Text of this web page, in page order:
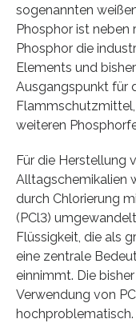
sogenannten
Phosphor ist
Phosphor die
Elements und
Ausgangspunkt für
weiteren
Für die Herstellung
Alltagschemikalien
durch Chlorierung
(PCl3)
Flüssigkeit, die als
eine zentrale
einnimmt. Die
Verwendung von
hochproblematisch.